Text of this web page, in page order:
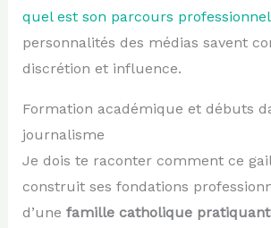
quel est son parcours
personnalités des médias savent
discrétion et influence.
Formation académique et débuts
journalisme
Je dois te raconter comment ce
construit ses fondations
d’une famille catholique